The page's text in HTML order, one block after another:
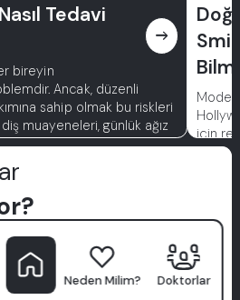
Tedavi
east
bireyin
Ancak, düzenli
sahip olmak bu riskleri
muayeneleri, günlük ağız
bu problemleri kontrol
için
bir klinik değil—kendinden emin
Dünya standartlarında
gelişmiş teknoloji ve hasta
bakımını premium bir deneyime
Neden Milim? Doktorlar